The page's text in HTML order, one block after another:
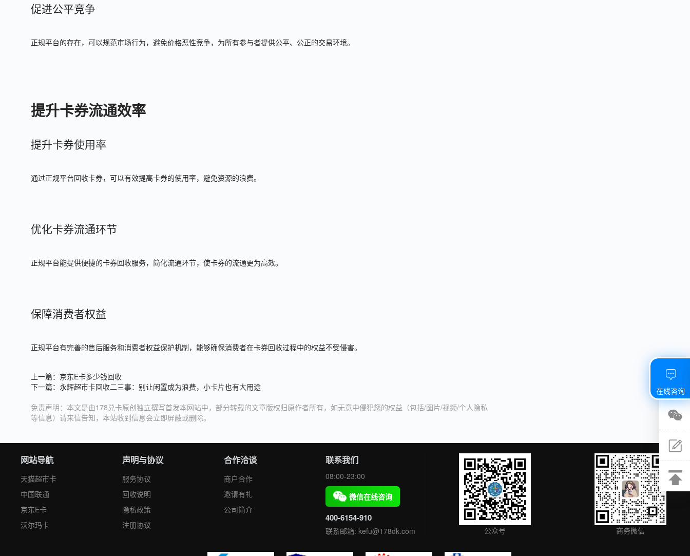
促进公平竞争
正规平台的存在，可以规范市场行为，避免价格恶性竞争，为所有参与者提供公平、公正的交易环境。
提升卡券流通效率
提升卡券使用率
通过正规平台回收卡券，可以有效提高卡券的使用率，避免资源的浪费。
优化卡券流通环节
正规平台能提供便捷的卡券回收服务，简化流通环节，使卡券的流通更为高效。
保障消费者权益
正规平台有完善的售后服务和消费者权益保护机制，能够确保消费者在卡券回收过程中的权益不受侵害。
上一篇： 京东E卡多少钱回收
下一篇： 永辉超市卡回收二三事：别让闲置成为浪费，小卡片也有大用途
免责声明：本文是由178兑卡原创独立撰写首发本网站中，部分转载的文章版权归原作者所有，如无意中侵犯您的权益（包括/图片/视频/个人隐私
等信息）请来信告知，本站收到信息会立即屏蔽或删除。
网站导航
天猫超市卡
中国联通
京东E卡
沃尔玛卡
声明与协议
服务协议
回收说明
隐私政策
注册协议
合作洽谈
商户合作
邀请有礼
公司简介
联系我们
08:00-23:00
微信在线咨询
400-6154-910
联系邮箱: kefu@178dk.com 公众号 商务微信
在线咨询
微信
反馈